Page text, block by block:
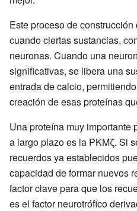
Este proceso de
cuando ciertas sustancias,
neuronas. Cuando una
significativas, se libera una
entrada de calcio,
creación de esas proteínas
Una proteína muy importante
a largo plazo es la PKMζ. Si
recuerdos ya establecidos
capacidad de formar nuevos
factor clave para que los
es el factor neurotrófico